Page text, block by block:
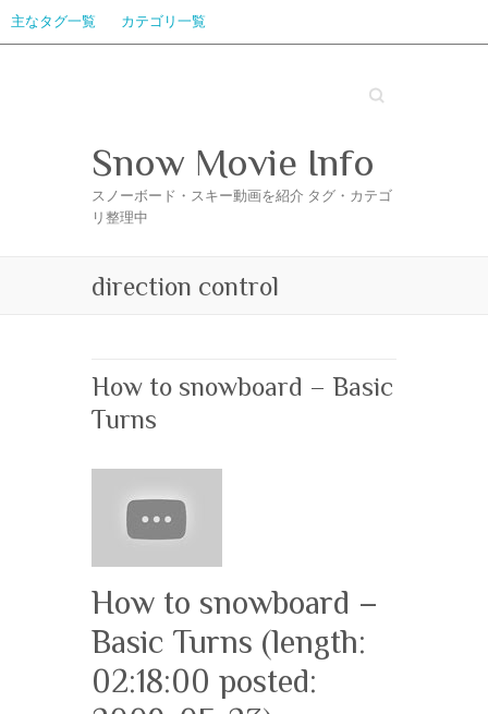
主なタグ一覧 カテゴリ一覧
Search
Snow Movie Info
スノーボード・スキー動画を紹介 タグ・カテゴ
リ整理中
direction control
How to snowboard – Basic
Turns
How to snowboard –
Basic Turns (length:
02:18:00 posted: